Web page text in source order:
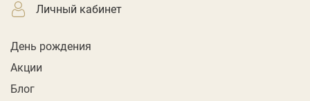
личный кабинет
День рождения
Акции
Блог